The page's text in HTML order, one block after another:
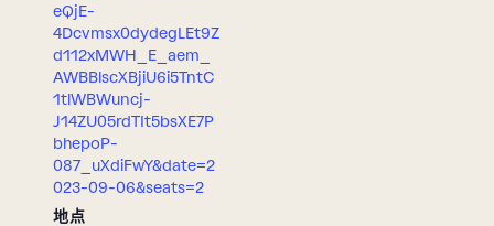
eQjE-
4Dcvmsx0dydegLEt9Z
d112xMWH_E_aem_
AWBBlscXBjiU6i5TntC
1tlWBWuncj-
J14ZU05rdTIt5bsXE7P
bhepoP-
087_uXdiFwY&date=2
023-09-06&seats=2
地点